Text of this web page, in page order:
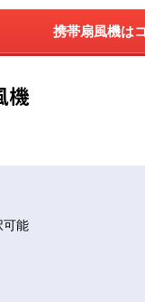
携帯扇風機は
機
可能